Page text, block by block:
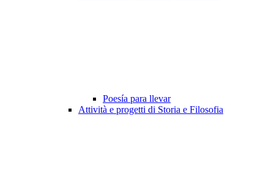
Poesía para llevar
Attività e progetti di Storia e Filosofia